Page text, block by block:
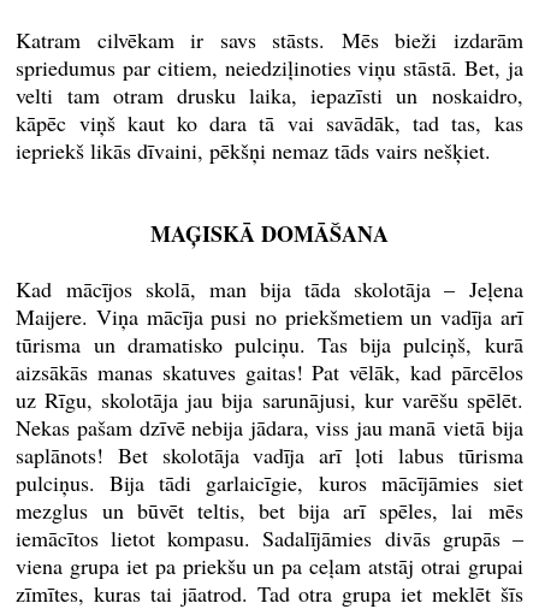
Katram cilvēkam ir savs stāsts. Mēs bieži izdarām
spriedumus par citiem, neiedziļinoties viņu stāstā. Bet, ja
velti tam otram drusku laika, iepazīsti un noskaidro,
kāpēc viņš kaut ko dara tā vai savādāk, tad tas, kas
iepriekš likās dīvaini, pēkšņi nemaz tāds vairs nešķiet.
MAĢISKĀ DOMĀŠANA
Kad mācījos skolā, man bija tāda skolotāja – Jeļena
Maijere. Viņa mācīja pusi no priekšmetiem un vadīja arī
tūrisma un dramatisko pulciņu. Tas bija pulciņš, kurā
aizsākās manas skatuves gaitas! Pat vēlāk, kad pārcēlos
uz Rīgu, skolotāja jau bija sarunājusi, kur varēšu spēlēt.
Nekas pašam dzīvē nebija jādara, viss jau manā vietā bija
saplānots! Bet skolotāja vadīja arī ļoti labus tūrisma
pulciņus. Bija tādi garlaicīgie, kuros mācījāmies siet
mezglus un būvēt teltis, bet bija arī spēles, lai mēs
iemācītos lietot kompasu. Sadalījāmies divās grupās –
viena grupa iet pa priekšu un pa ceļam atstāj otrai grupai
zīmītes, kuras tai jāatrod. Tad otra grupa iet meklēt šīs